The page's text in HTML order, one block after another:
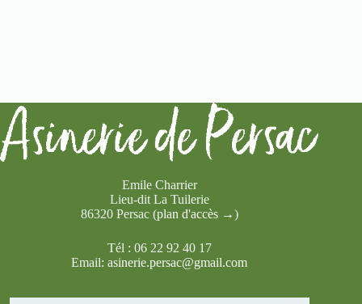
Emile Charrier
Lieu-dit La Tuilerie
86320 Persac (plan d'accès →)
Tél : 06 22 92 40 17
Email:asinerie.persac@gmail.com